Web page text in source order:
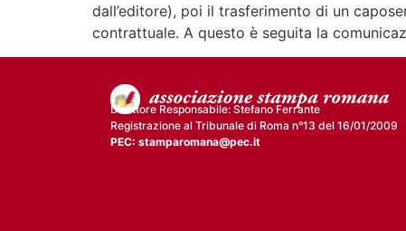
dall’editore), poi il trasferimento di un
contrattuale. A questo è seguita la
Direttore Responsabile: Stefano Ferrante
Registrazione al Tribunale di Roma n°13 del 16/01/2009
PEC: stamparomana@pec.it